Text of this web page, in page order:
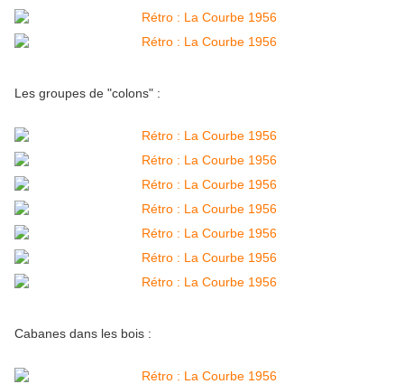
Les groupes de "colons" :
Cabanes dans les bois :